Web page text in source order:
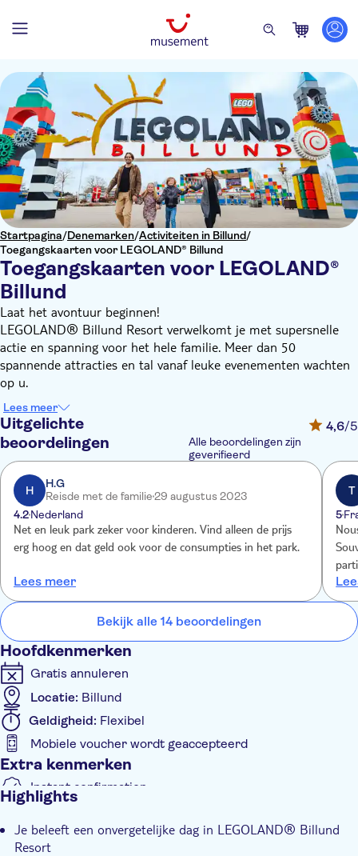
Startpagina/Denemarken/Activiteiten in Billund/
Toegangskaarten voor LEGOLAND® Billund
Toegangskaarten voor LEGOLAND®
Billund
Laat het avontuur beginnen!
LEGOLAND® Billund Resort verwelkomt je met supersnelle
actie en spanning voor het hele familie. Meer dan 50
spannende attracties en tal vanaf leuke evenementen wachten
op u.
Beleef de ultieme ervaring in LEGOLAND® in achtbanen zoals
Flying Eagle, Dragen en X-treme Racers, die je laten lachen en
gillen. Daag de ninja's buiten in LEGO® NINJAGO® The Ride,
laat je botten rammelen vanaf angst in Ghost - The Haunted
House, beleef LEGOLAND® vanaf bovenaf in LEGOTOP®, of
bekijk de wereldberoemde gebouwen en plaatsen in Miniland.
Lees meer
Uitgelichte
beoordelingen
4,6/5
Alle beoordelingen zijn
geverifieerd
H
H.G
Reisde met de familie29 augustus 2023
4.2Nederland
Net en leuk park zeker voor kinderen. Vind alleen de prijs
erg hoog en dat geld ook voor de consumpties in het park.
Lees meer
T
5
rdv.
ont
Bekijk alle 14 beoordelingen
Hoofdkenmerken
Gratis annuleren
Locatie: Billund
Geldigheid: Flexibel
Mobiele voucher wordt geaccepteerd
Extra kenmerken
Instant confirmation
Highlights
Je beleeft een onvergetelijke dag in LEGOLAND® Billund
Resort